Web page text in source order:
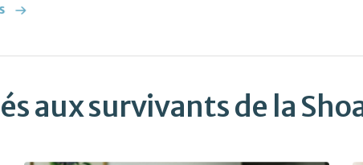
aux survivants de la